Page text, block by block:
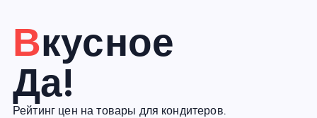
Вкусное
Да!
Рейтинг цен на товары для кондитеров.